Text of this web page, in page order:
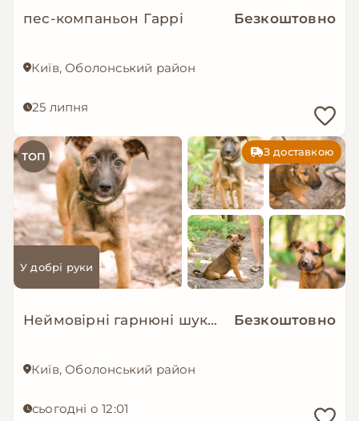
пес-компаньон Гаррі Безкоштовно
Київ, Оболонський район
25 липня
ТОП З доставкою
У добрі руки
Неймовірні гарнюні шукають дім! Безкоштовно
Київ, Оболонський район
сьогодні о 12:01